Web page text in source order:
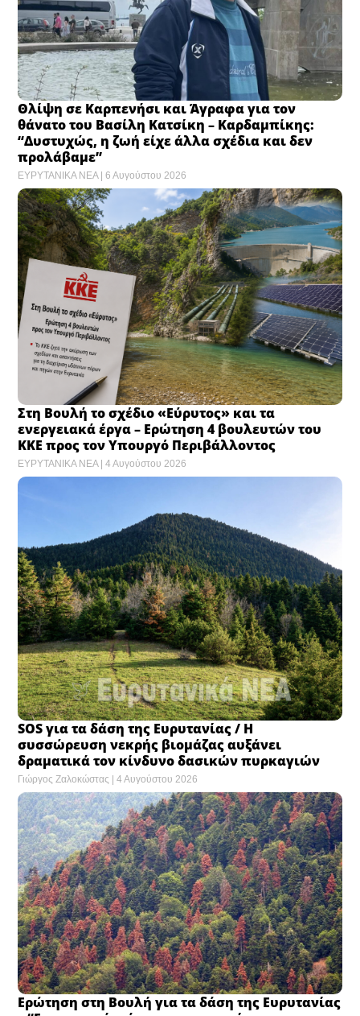
Θλίψη σε Καρπενήσι και Άγραφα για τον
θάνατο του Βασίλη Κατσίκη – Καρδαμπίκης:
“Δυστυχώς, η ζωή είχε άλλα σχέδια και δεν
προλάβαμε”
ΕΥΡΥΤΑΝΙΚΑ ΝΕΑ 6 Αυγούστου 2026
Στη Βουλή το σχέδιο «Εύρυτος» και τα
ενεργειακά έργα – Ερώτηση 4 βουλευτών του
ΚΚΕ προς τον Υπουργό Περιβάλλοντος
ΕΥΡΥΤΑΝΙΚΑ ΝΕΑ 4 Αυγούστου 2026
SOS για τα δάση της Ευρυτανίας / Η
συσσώρευση νεκρής βιομάζας αυξάνει
δραματικά τον κίνδυνο δασικών πυρκαγιών
Γιώργος Ζαλοκώστας 4 Αυγούστου 2026
Ερώτηση στη Βουλή για τα δάση της Ευρυτανίας